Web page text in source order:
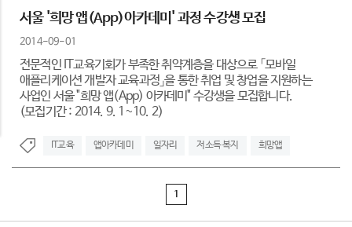
서울 '희망 앱(App)아카데미' 과정 수강생 모집
2014-09-01
전문적인 IT교육기회가 부족한 취약계층을 대상으로 「모바일
애플리케이션 개발자 교육과정」을 통한 취업 및 창업을 지원하는
사업인 서울 "희망 앱(App) 아카데미" 수강생을 모집합니다.
(모집기간 : 2014. 9. 1~10. 2)
IT교육 앱아카데미 일자리 저소득 복지 희망앱
1